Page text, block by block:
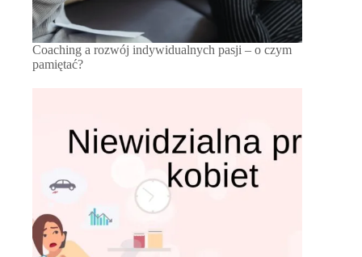
Coaching a rozwój indywidualnych pasji – o czym
pamiętać?